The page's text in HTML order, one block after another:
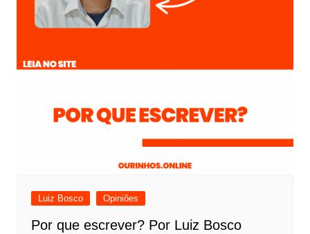
Luiz Bosco Opiniões
Por que escrever? Por Luiz Bosco